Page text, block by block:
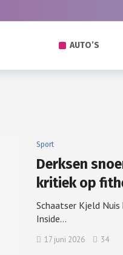
AUTO’S
Sport
Derksen
kritiek op
Schaatser Kjeld
Inside…
17 juni 2026 34